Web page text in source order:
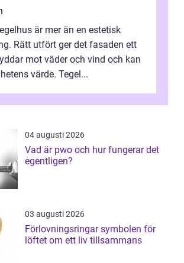
är mer än en estetisk
Rätt utfört ger det fasaden ett
mot väder och vind och kan
värde. Tegel...
04 augusti 2026
Vad är pwo och hur fungerar det
egentligen?
03 augusti 2026
Förlovningsringar symbolen för
löftet om ett liv tillsammans